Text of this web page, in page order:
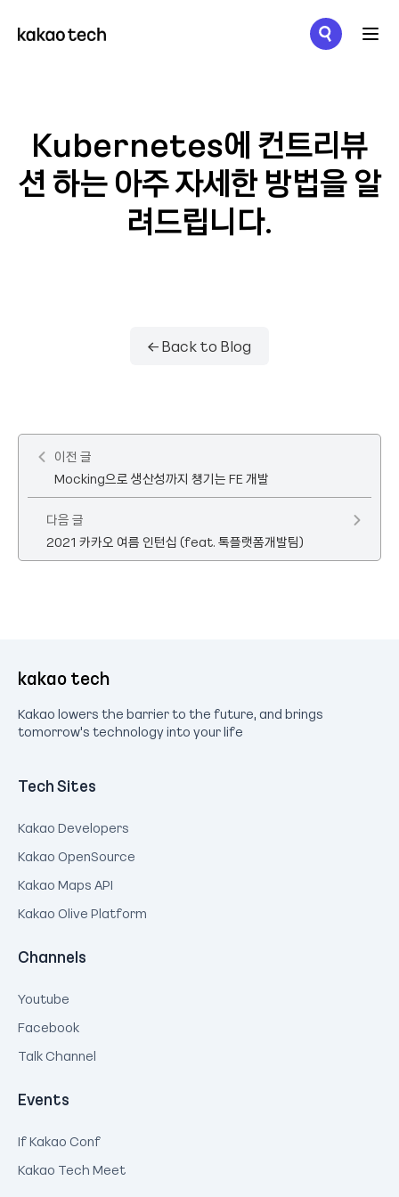
Kubernetes에 컨트리뷰
션 하는 아주 자세한 방법을 알
려드립니다.
← Back to Blog
이전 글
Mocking으로 생산성까지 챙기는 FE 개발
다음 글
2021 카카오 여름 인턴십 (feat. 톡플랫폼개발팀)
kakao tech
Kakao lowers the barrier to the future, and brings
tomorrow's technology into your life
Tech Sites
Kakao Developers
Kakao OpenSource
Kakao Maps API
Kakao Olive Platform
Channels
Youtube
Facebook
Talk Channel
Events
If Kakao Conf
Kakao Tech Meet